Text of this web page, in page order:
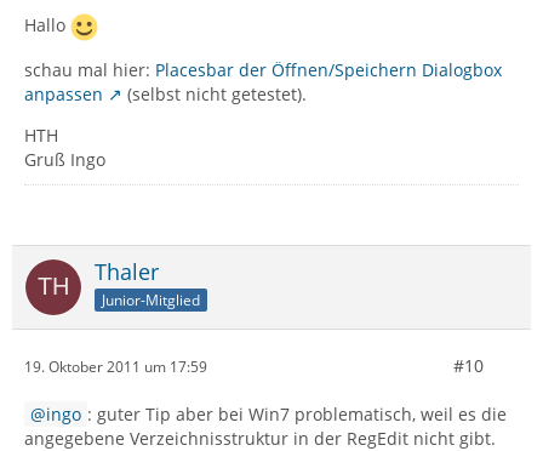
Hallo
schau mal hier: Placesbar der Öffnen/Speichern Dialogbox
anpassen
(selbst nicht getestet).
HTH
Gruß Ingo
Thaler
Junior-Mitglied
19. Oktober 2011 um 17:59 #10
ingo : guter Tip aber bei Win7 problematisch, weil es die
angegebene Verzeichnisstruktur in der RegEdit nicht gibt.